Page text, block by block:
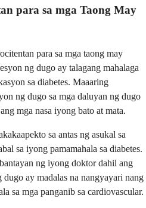
para sa mga Taong May
para sa mga taong may
ng dugo ay talagang mahalaga
sa diabetes. Maaaring
ng dugo sa mga daluyan ng dugo
mga nasa iyong bato at mata.
sa antas ng asukal sa
sa iyong pamamahala sa diabetes.
ng iyong doktor dahil ang
dugo ay madalas na nangyayari nang
sa mga panganib sa cardiovascular.